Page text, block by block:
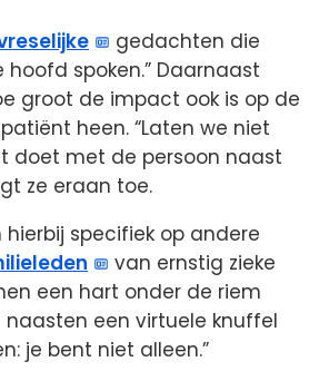
gedachten die
hoofd spoken.” Daarnaast
groot de impact ook is op de
heen. “Laten we niet
doet met de persoon naast
ze eraan toe.
hierbij specifiek op andere
van ernstig zieke
een hart onder de riem
naasten een virtuele knuffel
je bent niet alleen.”